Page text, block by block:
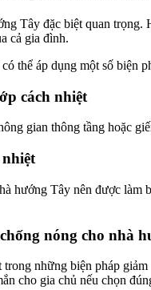
Tây đặc biệt quan
cả gia đình.
thể áp dụng một số biện
cách nhiệt
gian thông tầng hoặc
hướng Tây nên được làm
nóng cho nhà
những biện pháp
cho gia chủ nếu chọn